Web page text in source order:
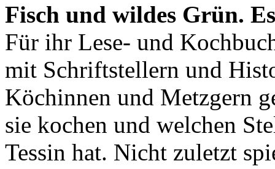
Fisch und wildes Grün.
Für ihr Lese- und
mit Schriftstellern und
Köchinnen und Metzgern
sie kochen und welchen
Tessin hat. Nicht zuletzt